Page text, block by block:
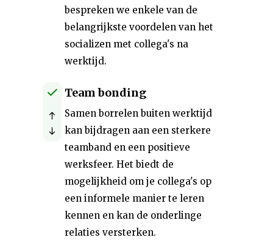
bespreken we enkele van de
belangrijkste voordelen van het
socializen met collega's na
werktijd.
Team bonding
Samen borrelen buiten werktijd
kan bijdragen aan een sterkere
teamband en een positieve
werksfeer. Het biedt de
mogelijkheid om je collega's op
een informele manier te leren
kennen en kan de onderlinge
relaties versterken.